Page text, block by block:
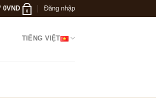
0VND 0 Đăng nhập
TIẾNG VIỆT